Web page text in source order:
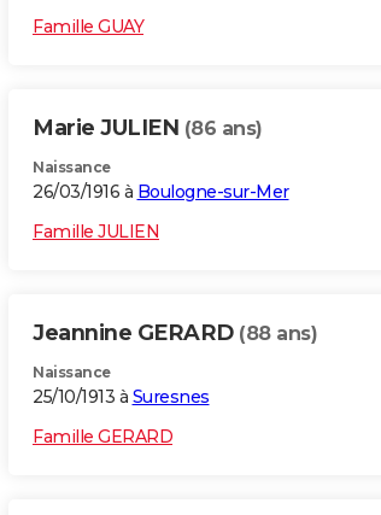
Famille GUAY
Marie JULIEN (86 ans)
Naissance
26/03/1916 à Boulogne-sur-Mer
Famille JULIEN
Jeannine GERARD (88 ans)
Naissance
25/10/1913 à Suresnes
Famille GERARD